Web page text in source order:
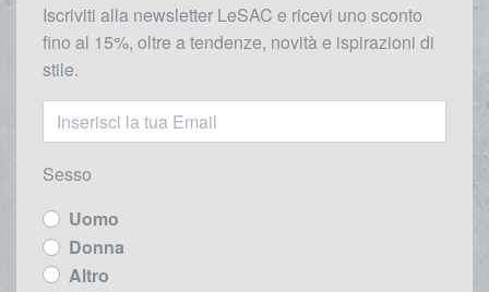
Iscriviti alla newsletter LeSAC e ricevi uno sconto
fino al 15%, oltre a tendenze, novità e ispirazioni di
stile.
Sesso
Uomo
Donna
Altro